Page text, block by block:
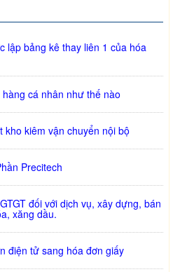
lập bảng kê thay liên 1 của hóa
cá nhân như thế nào
kho kiêm vận chuyển nội bộ
Precitech
đối với dịch vụ, xây dựng, bán
xăng dầu.
điện tử sang hóa đơn giấy